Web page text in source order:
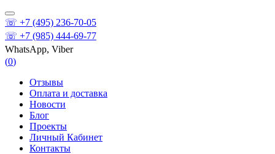
☏ +7 (495) 236-70-05
☏ +7 (985) 444-69-77
WhatsApp, Viber
(0)
Отзывы
Оплата и доставка
Новости
Блог
Проекты
Личный Кабинет
Контакты